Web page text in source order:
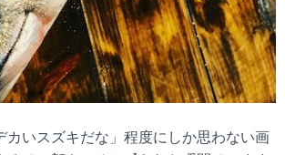
カいスズキだな」程度にしか思わない画